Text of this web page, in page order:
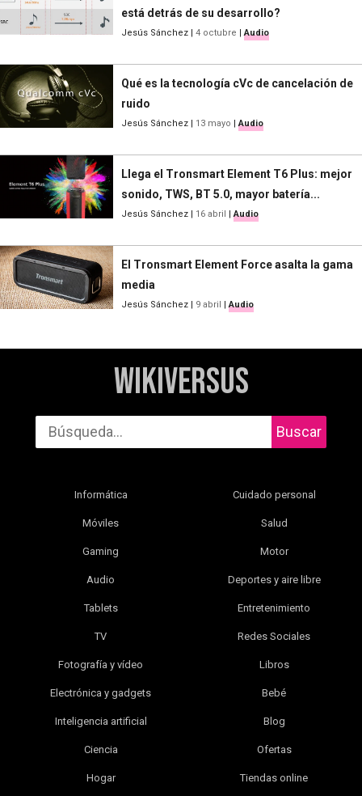
está detrás de su desarrollo?
Jesús Sánchez | 4 octubre | Audio
Qué es la tecnología cVc de cancelación de
ruido
Jesús Sánchez | 13 mayo | Audio
Llega el Tronsmart Element T6 Plus: mejor
sonido, TWS, BT 5.0, mayor batería...
Jesús Sánchez | 16 abril | Audio
El Tronsmart Element Force asalta la gama
media
Jesús Sánchez | 9 abril | Audio
WikiVersus
Buscar
Informática
Móviles
Gaming
Audio
Tablets
TV
Fotografía y vídeo
Electrónica y gadgets
Inteligencia artificial
Ciencia
Hogar
Cuidado personal
Salud
Motor
Deportes y aire libre
Entretenimiento
Redes Sociales
Libros
Bebé
Blog
Ofertas
Tiendas online